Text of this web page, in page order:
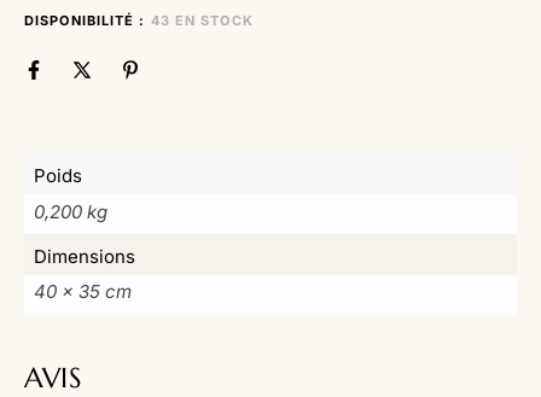
DISPONIBILITÉ : 43 EN STOCK
Poids
0,200 kg
Dimensions
40 × 35 cm
AVIS